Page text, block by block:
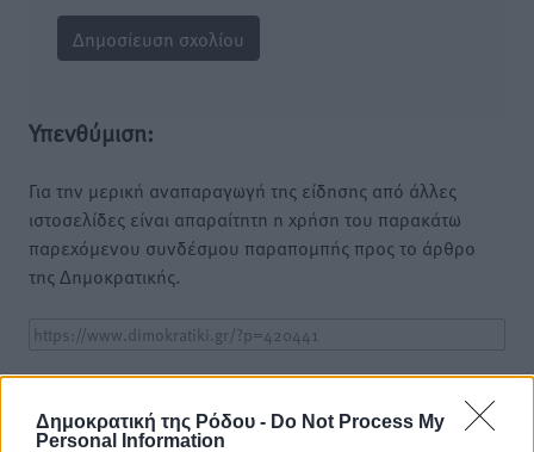
Δημοκρατική της Ρόδου - Do Not Process My
Personal Information
Υπενθύμιση:
Για την μερική αναπαραγωγή της είδησης από άλλες
ιστοσελίδες είναι απαραίτητη η χρήση του παρακάτω
παρεχόμενου συνδέσμου παραπομπής προς το άρθρο
της Δημοκρατικής.
o καιρός τώρα: